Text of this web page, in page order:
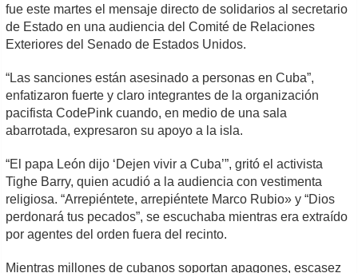
fue este martes el mensaje directo de solidarios al secretario
de Estado en una audiencia del Comité de Relaciones
Exteriores del Senado de Estados Unidos.
“Las sanciones están asesinado a personas en Cuba”,
enfatizaron fuerte y claro integrantes de la organización
pacifista CodePink cuando, en medio de una sala
abarrotada, expresaron su apoyo a la isla.
“El papa León dijo ‘Dejen vivir a Cuba’”, gritó el activista
Tighe Barry, quien acudió a la audiencia con vestimenta
religiosa. “Arrepiéntete, arrepiéntete Marco Rubio» y “Dios
perdonará tus pecados”, se escuchaba mientras era extraído
por agentes del orden fuera del recinto.
Mientras millones de cubanos soportan apagones, escasez